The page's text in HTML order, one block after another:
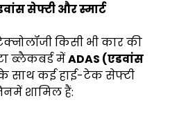
सेफ्टी और स्मार्ट
किसी भी कार की
ब्लैकबर्ड मेंADAS (एडवांस
साथ कई हाई-टेक सेफ्टी
शामिल हैं: